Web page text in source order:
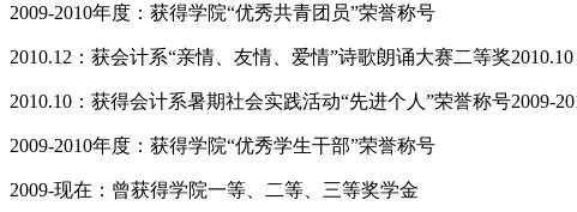
2009-2010年度：获得学院“优秀共青团员”荣誉称号
2010.12：获会计系“亲情、友情、爱情”诗歌朗诵大赛二等奖
2010.10：获得会计系暑期社会实践活动“先进个人”荣誉称号2009-
2009-2010年度：获得学院“优秀学生干部”荣誉称号
2009-现在：曾获得学院一等、二等、三等奖学金